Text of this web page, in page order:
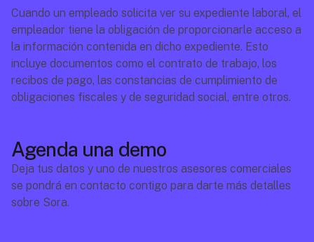
Cuando un empleado solicita ver su expediente laboral, el
empleador tiene la obligación de proporcionarle acceso a
la información contenida en dicho expediente. Esto
incluye documentos como el contrato de trabajo, los
recibos de pago, las constancias de cumplimiento de
obligaciones fiscales y de seguridad social, entre otros.
Agenda una demo
Deja tus datos y uno de nuestros asesores comerciales
se pondrá en contacto contigo para darte más detalles
sobre Sora.